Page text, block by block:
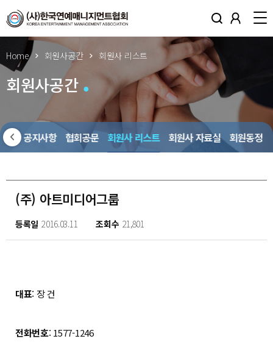
Home 회원사공간 회원사 리스트
회원사공간
원사 공지사항 협회공문 회원사 리스트 회원사 자료실 회원동정
(주) 아트미디어그룹
등록일 2016.03.11 조회수 21,801
대표: 장 건
전화번호: 1577-1246